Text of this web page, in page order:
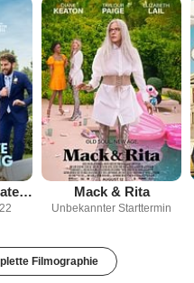
The People We Hate at the Wedding Mack & Rita
Unbekannter Starttermin
Filmographie